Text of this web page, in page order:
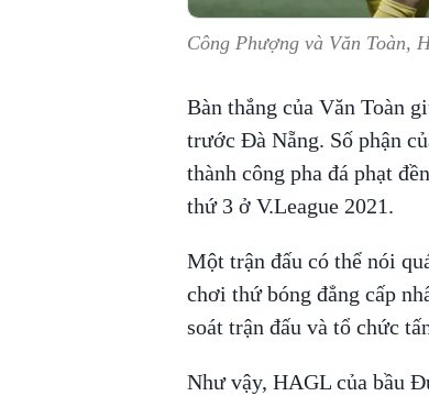
Công Phượng và Văn Toàn,
Bàn thắng của Văn Toàn
trước Đà Nẵng. Số phận
thành công pha đá phạt
thứ 3 ở V.League 2021.
Một trận đấu có thể nói
chơi thứ bóng đẳng cấp
soát trận đấu và tổ chức
Như vậy, HAGL của bầu